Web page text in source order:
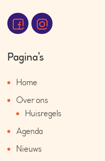
Pagina’s
Home
Over ons
Huisregels
Agenda
Nieuws